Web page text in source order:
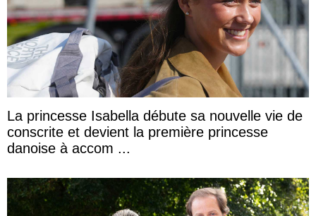
La princesse Isabella débute sa nouvelle vie de
conscrite et devient la première princesse
danoise à accom ...